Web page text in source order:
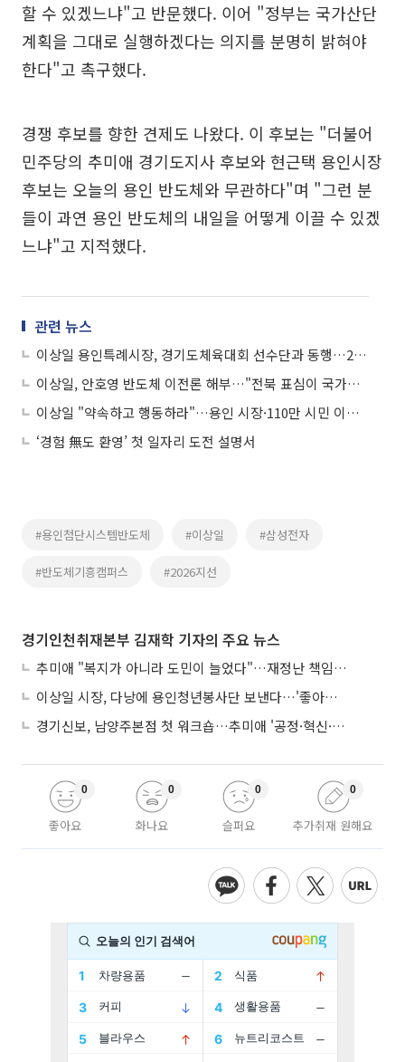
할 수 있겠느냐"고 반문했다. 이어 "정부는 국가산단
계획을 그대로 실행하겠다는 의지를 분명히 밝혀야
한다"고 촉구했다.
경쟁 후보를 향한 견제도 나왔다. 이 후보는 "더불어
민주당의 추미애 경기도지사 후보와 현근택 용인시장
후보는 오늘의 용인 반도체와 무관하다"며 "그런 분
들이 과연 용인 반도체의 내일을 어떻게 이끌 수 있겠
느냐"고 지적했다.
관련 뉴스
이상일 용인특례시장, 경기도체육대회 선수단과 동행…26개 종목 485명 총력전
이상일, 안호영 반도체 이전론 해부…"전북 표심이 국가산업 볼모 잡았다"
이상일 "약속하고 행동하라"…용인 시장·110만 시민 이틀 연속 정부 정조준
‘경험 無도 환영’ 첫 일자리 도전 설명서
#용인첨단시스템반도체 #이상일 #삼성전자
#반도체기흥캠퍼스 #2026지선
경기인천취재본부 김재학 기자의 주요 뉴스
추미애 "복지가 아니라 도민이 늘었다"…재정난 책임론 정면돌파
이상일 시장, 다낭에 용인청년봉사단 보낸다…'좋아용 거리' 만든다
경기신보, 남양주본점 첫 워크숍…추미애 '공정·혁신·포용' 전면 반영
좋아요
0
화나요
0
슬퍼요
0
추가취재 원해요
0